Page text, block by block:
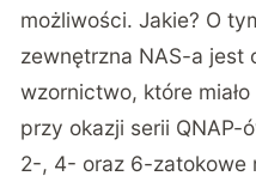
możliwości. Jakie? O
zewnętrzna NAS-a jest
wzornictwo, które
przy okazji serii QNAP-
2-, 4- oraz 6-zatokowe